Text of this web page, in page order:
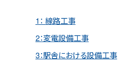
1： 線路工事
2：変電設備工事
3：駅舎における設備工事